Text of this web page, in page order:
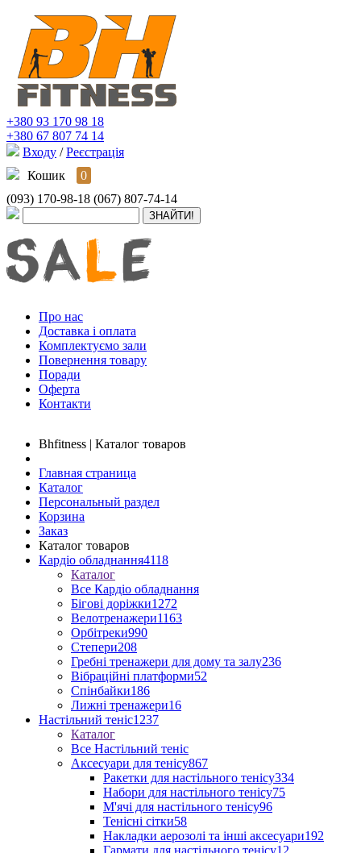
+380 93 170 98 18
+380 67 807 74 14
Входу / Реєстрація
Кошик
0
(093) 170-98-18 (067) 807-74-14
Про нас
Доставка і оплата
Комплектуємо зали
Повернення товару
Поради
Оферта
Контакти
Bhfitness | Каталог товаров
Главная страница
Каталог
Персональный раздел
Корзина
Заказ
Каталог товаров
Кардіо обладнання4118
Каталог
Все Кардіо обладнання
Бігові доріжки1272
Велотренажери1163
Орбітреки990
Степери208
Гребні тренажери для дому та залу236
Вібраційні платформи52
Спінбайки186
Лижні тренажери16
Настільний теніс1237
Каталог
Все Настільний теніс
Аксесуари для тенісу867
Ракетки для настільного тенісу334
Набори для настільного тенісу75
М'ячі для настільного тенісу96
Тенісні сітки58
Накладки аерозолі та інші аксесуари192
Гармати для настільного тенісу12